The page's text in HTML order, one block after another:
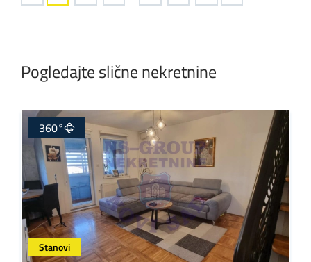
Pogledajte slične nekretnine
Stanovi
360°